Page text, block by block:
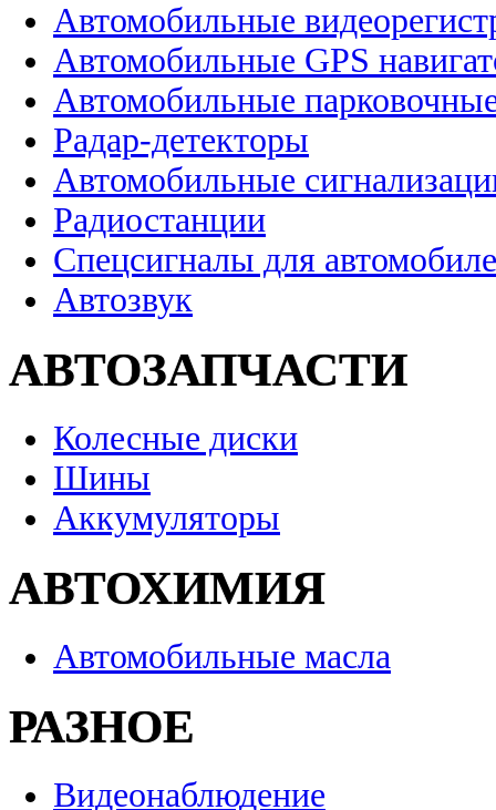
Автомобильные
Автомобильные GPS
Автомобильные
Радар-детекторы
Автомобильные
Радиостанции
Спецсигналы для
Автозвук
АВТОЗАПЧАСТИ
Колесные диски
Шины
Аккумуляторы
АВТОХИМИЯ
Автомобильные масла
РАЗНОЕ
Видеонаблюдение